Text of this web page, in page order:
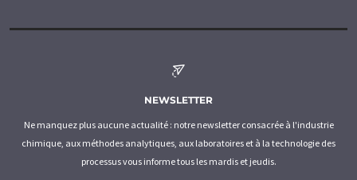
NEWSLETTER
Ne manquez plus aucune actualité : notre newsletter consacrée à l'industrie
chimique, aux méthodes analytiques, aux laboratoires et à la technologie des
processus vous informe tous les mardis et jeudis.